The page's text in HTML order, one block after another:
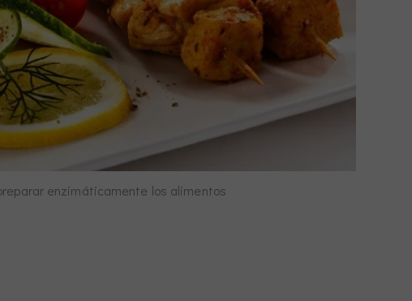
enzimáticamente los alimentos